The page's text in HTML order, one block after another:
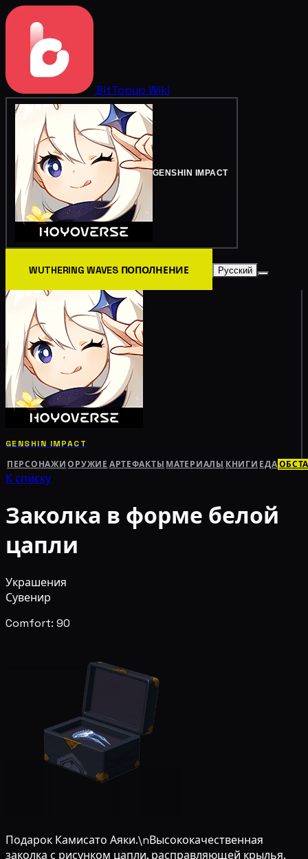
BitTopup Wiki
GENSHIN IMPACT
WUTHERING WAVES ПОПОЛНЕНИЕ Русский
GENSHIN IMPACT
ПЕРСОНАЖИ ОРУЖИЕ АРТЕФАКТЫ МАТЕРИАЛЫ КНИГИ ЕДА
К списку
Заколка в форме белой
цапли
Украшения
Сувенир
Comfort: 90
Подарок Камисато Аяки.\nВысококачественная
заколка с рисунком цапли, расправляющей крылья.